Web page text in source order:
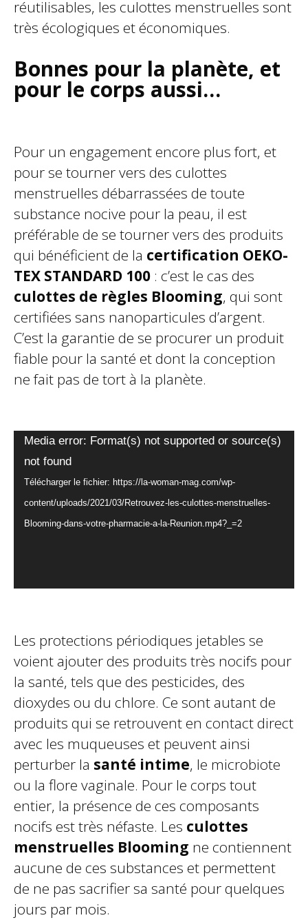
réutilisables, les culottes menstruelles sont
très écologiques et économiques.
Bonnes pour la planète, et
pour le corps aussi…
Pour un engagement encore plus fort, et
pour se tourner vers des culottes
menstruelles débarrassées de toute
substance nocive pour la peau, il est
préférable de se tourner vers des produits
qui bénéficient de la certification OEKO-
TEX STANDARD 100 : c’est le cas des
culottes de règles Blooming, qui sont
certifiées sans nanoparticules d’argent.
C’est la garantie de se procurer un produit
fiable pour la santé et dont la conception
ne fait pas de tort à la planète.
Lecteur
vidéo
Media error: Format(s) not supported or source(s)
not found
Télécharger le fichier: https://la-woman-mag.com/wp-
content/uploads/2021/03/Retrouvez-les-culottes-menstruelles-
Blooming-dans-votre-pharmacie-a-la-Reunion.mp4?_=2
Les protections périodiques jetables se
voient ajouter des produits très nocifs pour
la santé, tels que des pesticides, des
dioxydes ou du chlore. Ce sont autant de
produits qui se retrouvent en contact direct
avec les muqueuses et peuvent ainsi
perturber la santé intime, le microbiote
ou la flore vaginale. Pour le corps tout
entier, la présence de ces composants
nocifs est très néfaste. Les culottes
menstruelles Blooming ne contiennent
aucune de ces substances et permettent
de ne pas sacrifier sa santé pour quelques
jours par mois.